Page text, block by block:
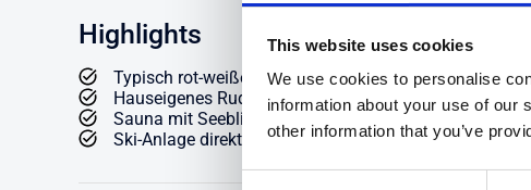
This website uses cookies
We use cookies to personalise
information about your use of our
other information that you’ve
für Ihre Schwedenferien: Ruhig gelegen mit Nähe zum
Freizeitmöglichkeiten vor der Haustür!
)
Das Haus "Lotta" (ca. 42m²) bietet für die kleine Familie
gemütliches Wohnzimmer mit Kaminofen für kuschelige
Mahlzeiten. Zusätzlich eine Holzveranda vor der
Highlights
Typisch rot-weißes Schwedenhaus
Hauseigenes Ruderboot
Sauna mit Seeblick
Ski-Anlage direkt vor der Haustür